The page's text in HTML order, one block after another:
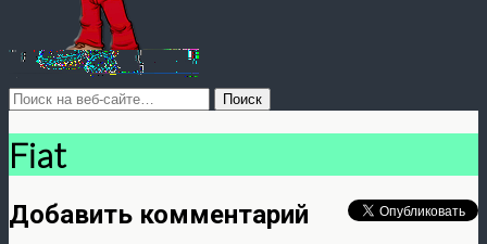
Fiat
Добавить комментарий